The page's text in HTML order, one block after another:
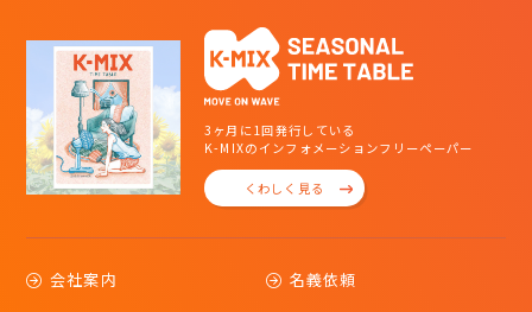
3ヶ月に1回発行している
K-MIXのインフォメーションフリーペーパー
くわしく見る
会社案内 名義依頼